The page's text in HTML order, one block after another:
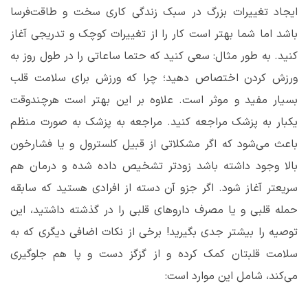
ایجاد تغییرات بزرگ در سبک زندگی کاری سخت و طاقت‌فرسا
باشد اما شما بهتر است کار را از تغییرات کوچک و تدریجی آغاز
کنید. به طور مثال: سعی کنید که حتما ساعاتی را در طول روز به
ورزش کردن اختصاص دهید؛ چرا که ورزش برای سلامت قلب
بسیار مفید و موثر است. علاوه بر این بهتر است هرچندوقت
یکبار به پزشک مراجعه کنید. مراجعه به پزشک به صورت منظم
باعث می‌شود که اگر مشکلاتی از قبیل کلسترول و یا فشارخون
بالا وجود داشته باشد زودتر تشخیص داده شده و درمان هم
سریعتر آغاز شود. اگر جزو آن دسته از افرادی هستید که سابقه
حمله قلبی و یا مصرف داروهای قلبی را در گذشته داشتید، این
توصیه را بیشتر جدی بگیرید! برخی از نکات اضافی دیگری که به
سلامت قلبتان کمک کرده و از گزگز دست و پا هم جلوگیری
می‌کند، شامل این موارد است: